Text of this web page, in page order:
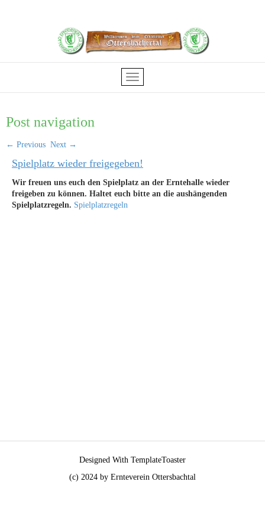
Post navigation
← Previous Next →
Spielplatz wieder freigegeben!
Wir freuen uns euch den Spielplatz an der Erntehalle wieder
freigeben zu können. Haltet euch bitte an die aushängenden
Spielplatzregeln. Spielplatzregeln
(c) 2024 by Ernteverein Ottersbachtal
Designed With TemplateToaster